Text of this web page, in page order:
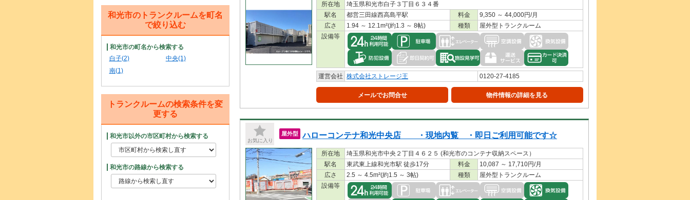
所在地
埼玉県和光市白子３丁目６３４番
駅名
都営三田線西高島平駅 料金
9,350 ～ 44,000円/月
広さ
1.94 ～ 12.1m²(約1.3 ～ 8帖) 種類
屋外型トランクルーム
設備等
運営会社 株式会社ストレージ王 0120-27-4185
メールでお問合せ 物件情報の詳細を見る
お気に入り
屋外型 ハローコンテナ和光中央店 ・現地内覧 ・即日ご利用可能です☆
所在地
埼玉県和光市中央２丁目４６２５ (和光市のコンテナ収納スペース）
駅名
東武東上線和光市駅 徒歩17分 料金
10,087 ～ 17,710円/月
広さ
2.5 ～ 4.5m²(約1.5 ～ 3帖) 種類
屋外型トランクルーム
設備等
和光市のトランクルームを町名
で絞り込む
和光市の町名から検索する
白子(2)
中央(1)
南(1)
トランクルームの検索条件を変
更する
和光市以外の市区町村から検索する
和光市の路線から検索する